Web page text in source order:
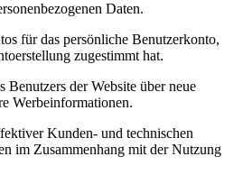
Daten.
für das persönliche Benutzerkonto,
zugestimmt hat.
Benutzers der Website über neue
Werbeinformationen.
Kunden- und technischen
im Zusammenhang mit der Nutzung